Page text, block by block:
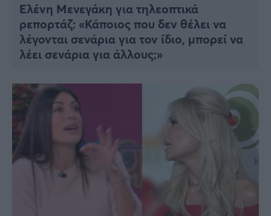
Ελένη Μενεγάκη για τηλεοπτικά
ρεπορτάζ: «Κάποιος που δεν θέλει να
λέγονται σενάρια για τον ίδιο, μπορεί να
λέει σενάρια για άλλους;»